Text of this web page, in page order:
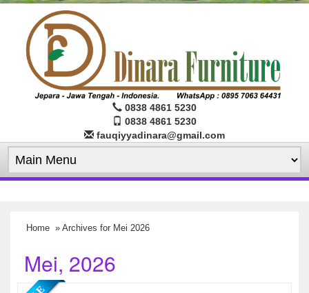
0838 4861 5230
0838 4861 5230
fauqiyyadinara@gmail.com
Home » Archives for Mei 2026
Mei, 2026